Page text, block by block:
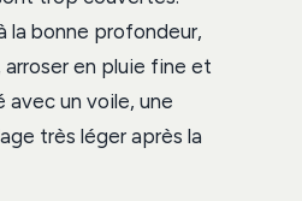
la bonne profondeur,
en pluie fine et
avec un voile, une
très léger après la